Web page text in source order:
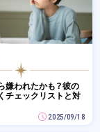
嫌われたかも？彼の
チェックリストと対
2025/09/18